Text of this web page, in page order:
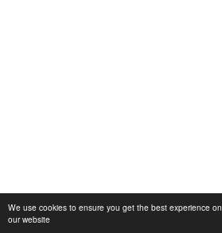
We use cookies to ensure you get the best experience on
our website